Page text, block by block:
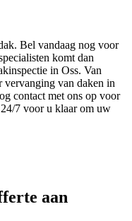
Bel vandaag nog voor
komt dan
in Oss. Van
vervanging van daken in
contact met ons op voor
7 voor u klaar om uw
aan